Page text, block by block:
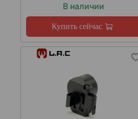
В наличии
Купить сейчас